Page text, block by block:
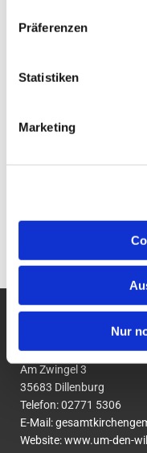
Präferenzen
Statistiken
Marketing
Nur
Ev.
um den Wilhelmsturm
Am Zwingel 3
35683 Dillenburg
Telefon:02771 5306
E-Mail:
Website: www.um-den-